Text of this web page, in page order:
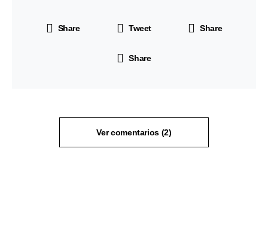
Share Tweet Share
Share
Ver comentarios (2)